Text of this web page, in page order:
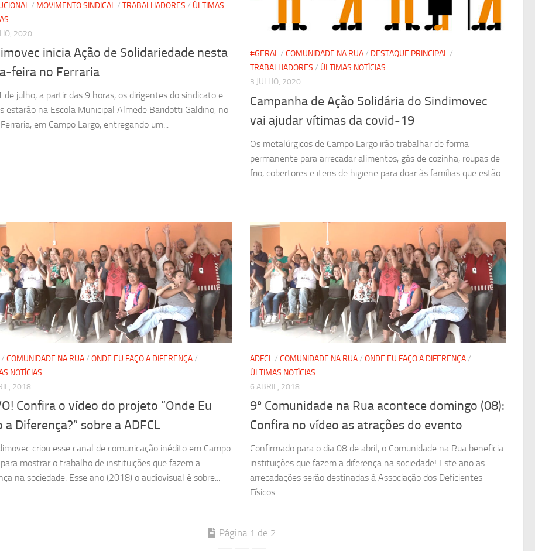
/ MOVIMENTO SINDICAL/ TRABALHADORES / ÚLTIMAS
2020
inicia Ação de Solidariedade nesta
feira no Ferraria
de julho, a partir das 9 horas, os dirigentes do sindicato e
estarão na Escola Municipal Almede Baridotti Galdino, no
em Campo Largo, entregando um...
#GERAL/ COMUNIDADE NA RUA/ DESTAQUE PRINCIPAL/
TRABALHADORES / ÚLTIMAS NOTÍCIAS
3 JULHO, 2020
Campanha de Ação Solidária do Sindimovec
vai ajudar vítimas da covid-19
Os metalúrgicos de Campo Largo irão trabalhar de forma
permanente para arrecadar alimentos, gás de cozinha, roupas de
frio, cobertores e itens de higiene para doar às famílias que estão...
/ COMUNIDADE NA RUA/ ONDE EU FAÇO A DIFERENÇA/
NOTÍCIAS
2018
Confira o vídeo do projeto “Onde Eu
a Diferença?” sobre a ADFCL
criou esse canal de comunicação inédito em Campo
mostrar o trabalho de instituições que fazem a
na sociedade. Esse ano (2018) o audiovisual é sobre...
ADFCL/ COMUNIDADE NA RUA/ ONDE EU FAÇO A DIFERENÇA/
ÚLTIMAS NOTÍCIAS
6 ABRIL, 2018
9º Comunidade na Rua acontece domingo (08):
Confira no vídeo as atrações do evento
Confirmado para o dia 08 de abril, o Comunidade na Rua beneficia
instituições que fazem a diferença na sociedade! Este ano as
arrecadações serão destinadas à Associação dos Deficientes
Físicos...
Página 1 de 2